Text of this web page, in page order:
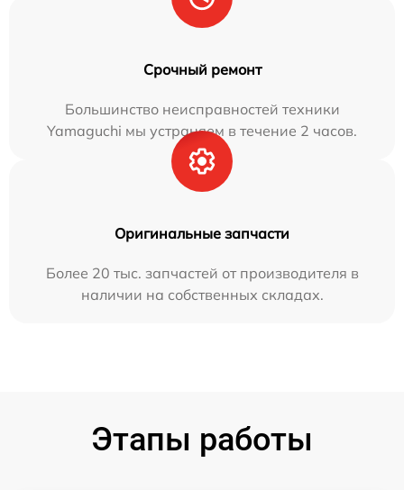
Срочный ремонт
Большинство неисправностей техники
Yamaguchi мы устраняем в течение 2 часов.
Оригинальные запчасти
Более 20 тыс. запчастей от производителя в
наличии на собственных складах.
Этапы работы